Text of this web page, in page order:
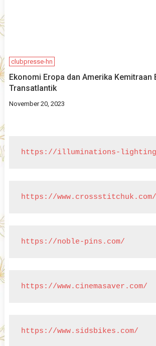
clubpresse-hn
Ekonomi Eropa dan Amerika Kemitraan
Transatlantik
November 20, 2023
https://illuminations-
https://www.crossstitchuk.com/
https://noble-pins.com/
https://www.cinemasaver.com/
https://www.sidsbikes.com/